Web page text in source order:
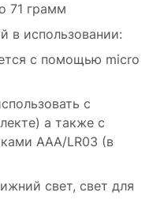
71 грамм
в использовании:
с помощью micro
с
а также с
AAA/LR03 (в
свет, свет для